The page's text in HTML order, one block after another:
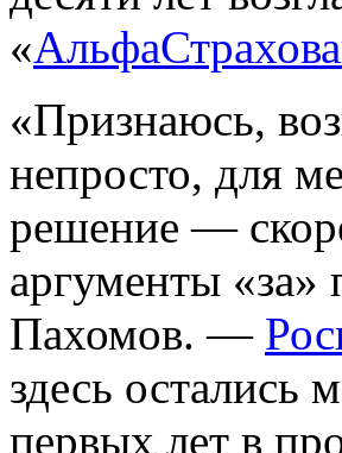
«
«Признаюсь,
непросто, для
решение —
аргументы
Пахомов. —
здесь остались
первых лет в